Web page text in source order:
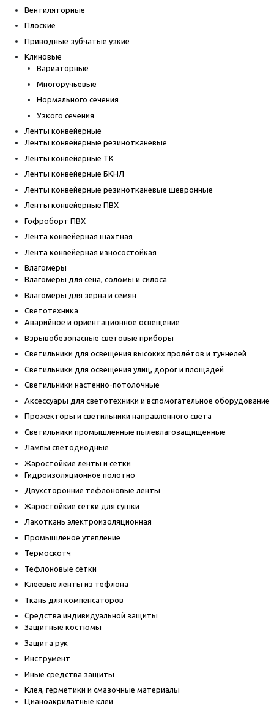
Вентиляторные
Плоские
Приводные зубчатые узкие
Клиновые
Вариаторные
Многоручьевые
Нормального сечения
Узкого сечения
Ленты конвейерные
Ленты конвейерные резинотканевые
Ленты конвейерные ТК
Ленты конвейерные БКНЛ
Ленты конвейерные резинотканевые шевронные
Ленты конвейерные ПВХ
Гофроборт ПВХ
Лента конвейерная шахтная
Лента конвейерная износостойкая
Влагомеры
Влагомеры для сена, соломы и силоса
Влагомеры для зерна и семян
Светотехника
Аварийное и ориентационное освещение
Взрывобезопасные световые приборы
Светильники для освещения высоких пролётов и туннелей
Светильники для освещения улиц, дорог и площадей
Светильники настенно-потолочные
Аксессуары для светотехники и вспомогательное оборудование
Прожекторы и светильники направленного света
Светильники промышленные пылевлагозащищенные
Лампы светодиодные
Жаростойкие ленты и сетки
Гидроизоляционное полотно
Двухсторонние тефлоновые ленты
Жаростойкие сетки для сушки
Лакоткань электроизоляционная
Промышленое утепление
Термоскотч
Тефлоновые сетки
Клеевые ленты из тефлона
Ткань для компенсаторов
Средства индивидуальной защиты
Защитные костюмы
Защита рук
Инструмент
Иные средства защиты
Клея, герметики и смазочные материалы
Цианоакрилатные клеи